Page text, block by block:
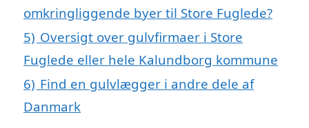
omkringliggende byer til Store Fuglede?
5) Oversigt over gulvfirmaer i Store
Fuglede eller hele Kalundborg kommune
6) Find en gulvlægger i andre dele af
Danmark